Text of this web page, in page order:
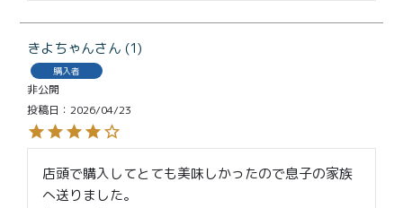
きよちゃん 1
購入者
非公開
投稿日
2026/04/23
店頭で購入してとても美味しかったので息子の家族
へ送りました。